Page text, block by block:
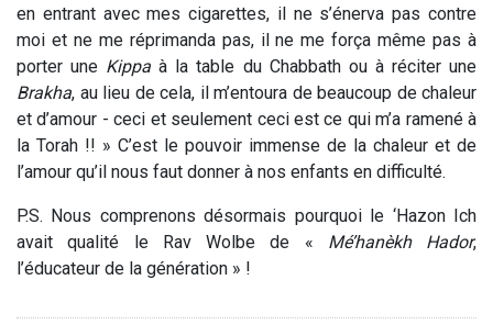
en entrant avec mes cigarettes, il ne s’énerva pas contre
moi et ne me réprimanda pas, il ne me força même pas à
porter une Kippa à la table du Chabbath ou à réciter une
Brakha, au lieu de cela, il m’entoura de beaucoup de chaleur
et d’amour - ceci et seulement ceci est ce qui m’a ramené à
la Torah !! » C’est le pouvoir immense de la chaleur et de
l’amour qu’il nous faut donner à nos enfants en difficulté.
P.S. Nous comprenons désormais pourquoi le ‘Hazon Ich
avait qualité le Rav Wolbe de « Mé’hanèkh Hador,
l’éducateur de la génération » !